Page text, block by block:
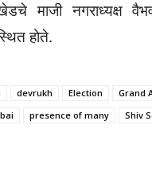
माजी नगराध्यक्ष
होते.
devrukh Election Grand
presence of many Shiv